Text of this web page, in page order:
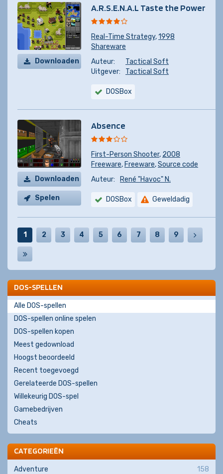
Downloaden
A.R.S.E.N.A.L Taste the Power
Real-Time Strategy,1998
Shareware
Auteur:
Tactical Soft
Uitgever:
Tactical Soft
DOSBox
Downloaden
Spelen
Absence
First-Person Shooter, 2008
Freeware, Freeware,Source code
Auteur:
René "Havoc" N.
DOSBox Geweldadig
1 2 3 4 5 6 7 8 9
DOS-SPELLEN
Alle DOS-spellen
DOS-spellen online spelen
DOS-spellen kopen
Meest gedownload
Hoogst beoordeeld
Recent toegevoegd
Gerelateerde DOS-spellen
Willekeurig DOS-spel
Gamebedrijven
Cheats
CATEGORIEËN
Adventure
158